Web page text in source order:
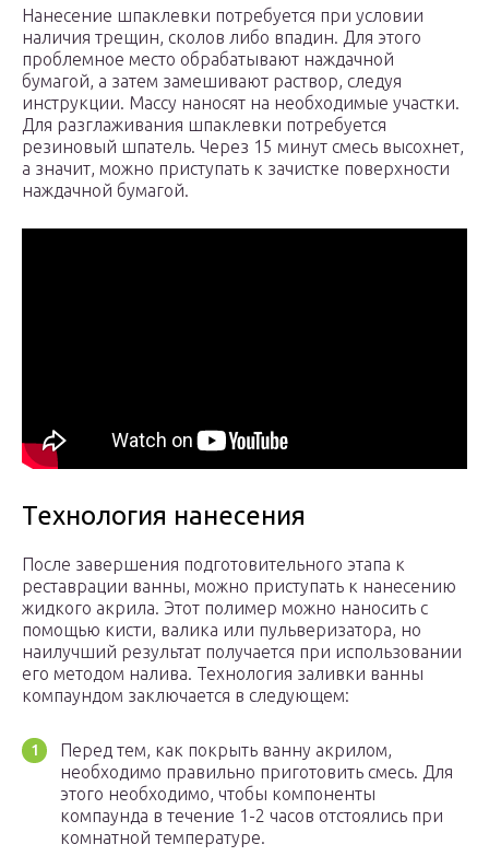
Нанесение шпаклевки потребуется при условии
наличия трещин, сколов либо впадин. Для этого
проблемное место обрабатывают наждачной
бумагой, а затем замешивают раствор, следуя
инструкции. Массу наносят на необходимые участки.
Для разглаживания шпаклевки потребуется
резиновый шпатель. Через 15 минут смесь высохнет,
а значит, можно приступать к зачистке поверхности
наждачной бумагой.
Технология нанесения
После завершения подготовительного этапа к
реставрации ванны, можно приступать к нанесению
жидкого акрила. Этот полимер можно наносить с
помощью кисти, валика или пульверизатора, но
наилучший результат получается при использовании
его методом налива. Технология заливки ванны
компаундом заключается в следующем:
Перед тем, как покрыть ванну акрилом,
необходимо правильно приготовить смесь. Для
этого необходимо, чтобы компоненты
компаунда в течение 1-2 часов отстоялись при
комнатной температуре.